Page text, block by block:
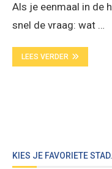
Als je eenmaal in de
snel de vraag: wat …
LEES VERDER
KIES JE FAVORIETE